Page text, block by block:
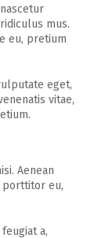
nascetur
ridiculus mus.
eu, pretium
eget,
vitae,
Aenean
eu,
a,